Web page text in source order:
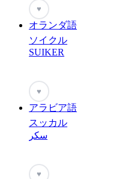
♥
オランダ語
ソイクル
SUIKER
♥
アラビア語
スッカル
سكر
♥